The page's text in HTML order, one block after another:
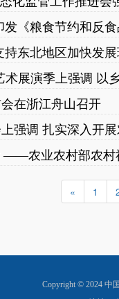
《粮食节约和反食
术展演季上强调 以
在浙江舟山召开
« 1
Copyright © 2024 中